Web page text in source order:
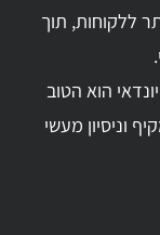
ללקוחות, תוך
הוא הטוב
וניסיון מעשי